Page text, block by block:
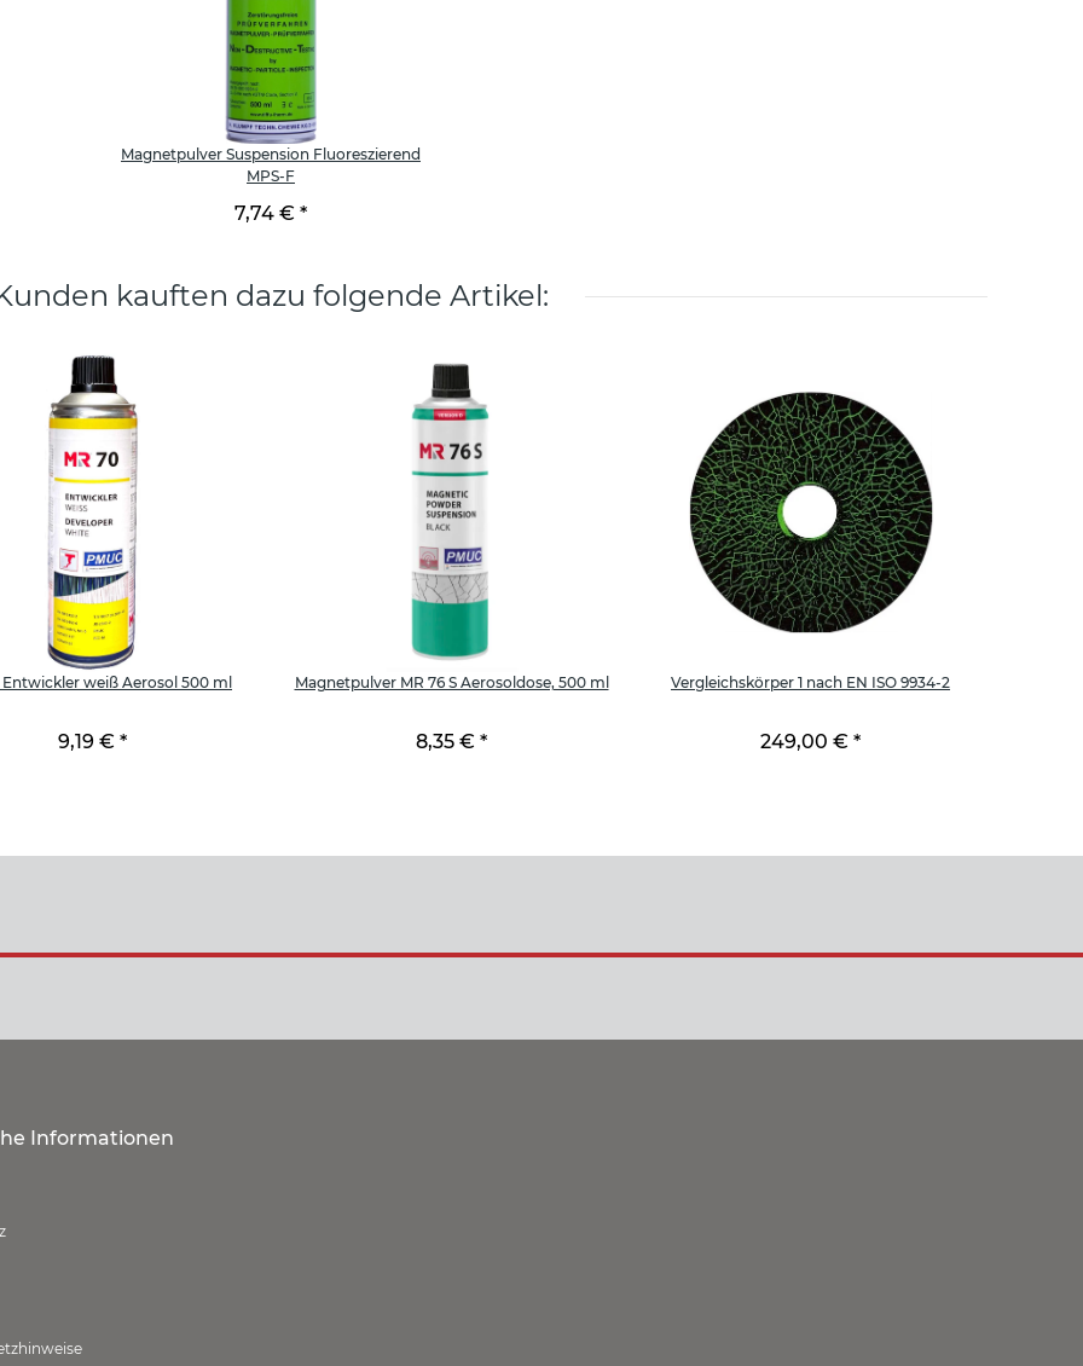
Magnetpulver Suspension Fluoreszierend
MPS-F
7,74 € *
kauften dazu folgende Artikel:
Entwickler weiß Aerosol 500 ml
9,19 € *
Magnetpulver MR 76 S Aerosoldose, 500 ml
8,35 € *
Vergleichskörper 1 nach EN ISO 9934-2
249,00 € *
Informationen